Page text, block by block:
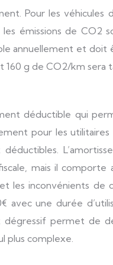
Pour les véhicules
émissions de CO2
annuellement et
g de CO2/km sera
déductible qui
pour les
déductibles.
mais il comporte
les inconvénients
avec une durée
dégressif permet de
plus complexe.